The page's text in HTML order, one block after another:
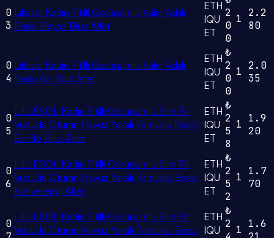
0
3
Lıllesol Kadın Fitilli Görünümlü Kalın Askılı
Basic Beyaz Bluz Atlet
ETH
IQU
ET
2
0
0
1 2.2
80
0
4
Lıllesol Kadın Fitilli Görünümlü Kalın Askılı
Basic Gri Bluz Atlet
ETH
IQU
ET
₺
2
0
0
1 2.0
35
0
5
LILLESOL Kadın Fitilli Görünümlü Slim Fit
Vücuda Oturan Havuz Yakalı Pamuklu Basic
Bordo Bluz Atlet
ETH
IQU
ET
₺
2
5
8
1
1.9
20
0
6
LILLESOL Kadın Fitilli Görünümlü Slim Fit
Vücuda Oturan Havuz Yakalı Pamuklu Basic
Kahverengi Atlet
ETH
IQU
ET
₺
2
5
2
1
1.7
70
0
LILLESOL Kadın Fitilli Görünümlü Slim Fit
Vücuda Oturan Havuz Yakalı Pamuklu Basic
ETH
IQU
₺
2 1
1.6